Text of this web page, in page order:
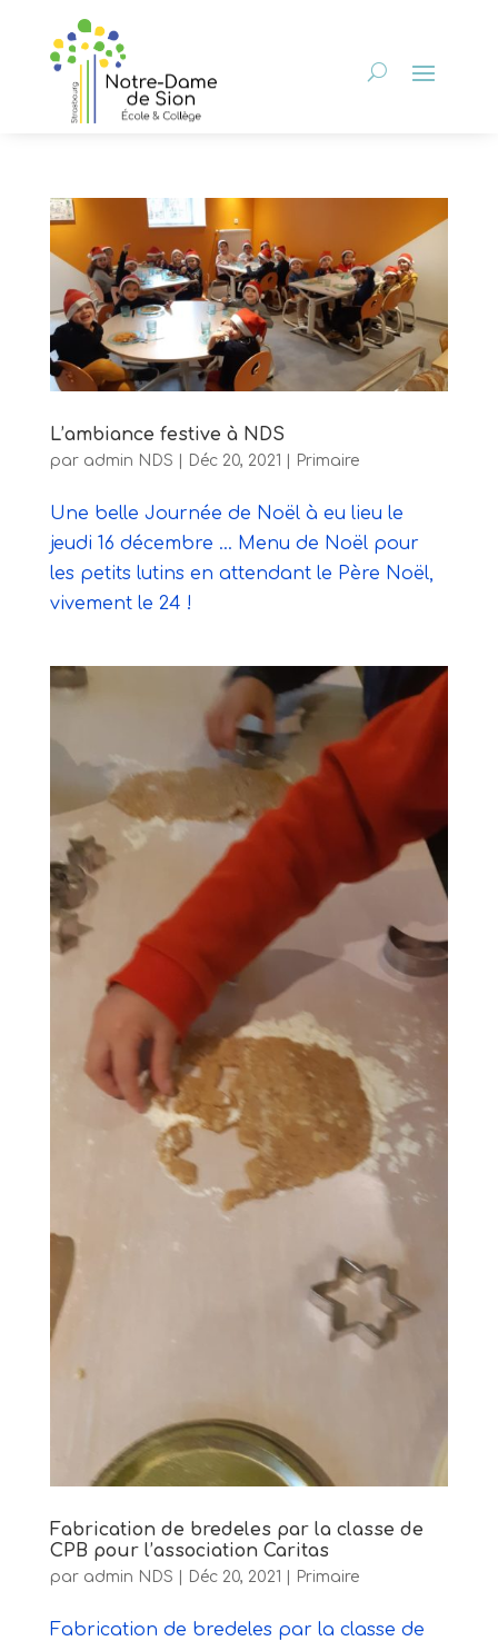
L’ambiance festive à NDS
par admin NDS Déc 20, 2021 Primaire
Une belle Journée de Noël à eu lieu le
jeudi 16 décembre … Menu de Noël pour
les petits lutins en attendant le Père Noël,
vivement le 24 !
Fabrication de bredeles par la classe de
CPB pour l’association Caritas
par admin NDS Déc 20, 2021 Primaire
Fabrication de bredeles par la classe de